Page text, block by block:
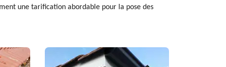
une tarification abordable pour la pose des